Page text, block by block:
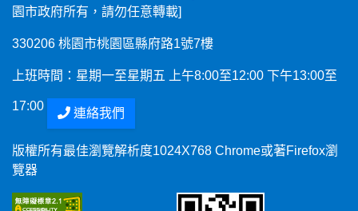
園市政府所有，請勿任意轉載]
330206 桃園市桃園區縣府路1號7樓
上班時間：星期一至星期五 上午8:00至12:00 下午13:00至
17:00
連絡我們
版權所有最佳瀏覽解析度1024X768 Chrome或著Firefox瀏
覽器